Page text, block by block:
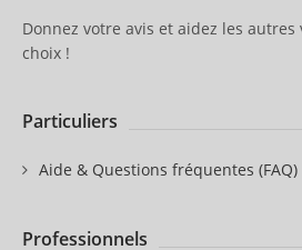
Donnez votre avis et aidez les
choix !
Particuliers
Aide & Questions fréquentes (FAQ)
Professionnels